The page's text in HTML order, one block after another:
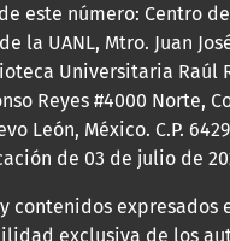
este número: Centro
la UANL, Mtro. Juan
Universitaria Raúl
Reyes #4000 Norte,
León, México. C.P.
de 03 de julio de
contenidos expresados
exclusiva de los